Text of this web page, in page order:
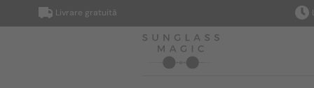
Livrare gratuită